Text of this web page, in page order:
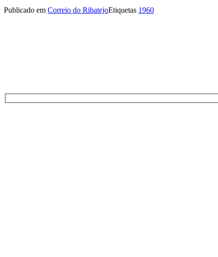
Publicado em Correio do RibatejoEtiquetas 1960